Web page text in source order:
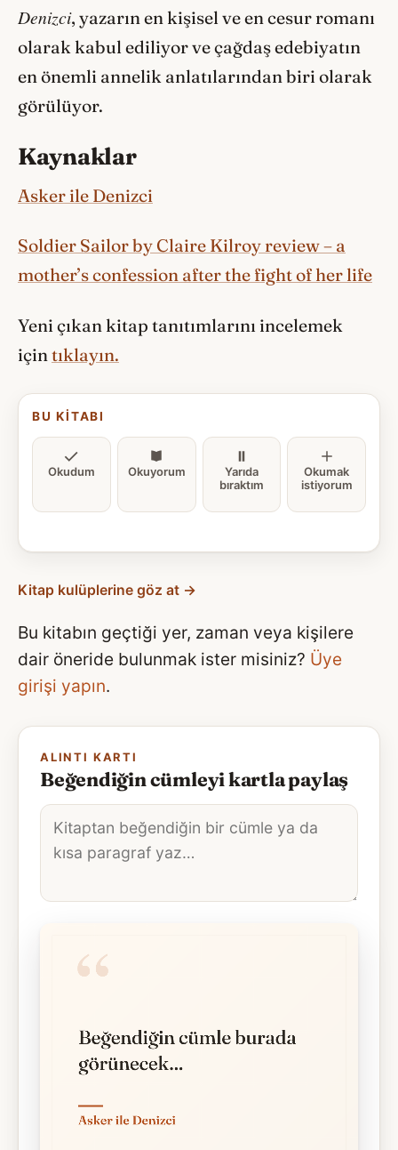
Denizci, yazarın en kişisel ve en cesur romanı
olarak kabul ediliyor ve çağdaş edebiyatın
en önemli annelik anlatılarından biri olarak
görülüyor.
Kaynaklar
Asker ile Denizci
Soldier Sailor by Claire Kilroy review – a
mother’s confession after the fight of her life
Yeni çıkan kitap tanıtımlarını incelemek
içintıklayın.
BU KITABI
Okudum Okuyorum
Yarıda
bıraktım
Okumak
istiyorum
Kitap kulüplerine göz at →
Bu kitabın geçtiği yer, zaman veya kişilere
dair öneride bulunmak ister misiniz? Üye
girişi yapın.
ALINTI KARTI
Beğendiğin cümleyi kartla paylaş
Alıntı
metni